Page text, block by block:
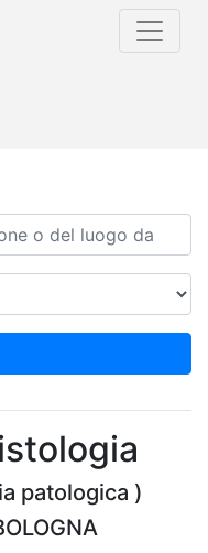
patologica )